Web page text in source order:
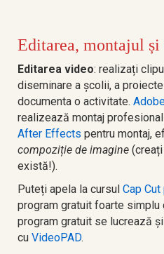
Editarea, montajul
Editarea video: realizați
diseminare a școlii, a
documenta o activitate.
realizează montaj
After Effects pentru montaj,
compoziție de imagine
există!).
Puteți apela la cursul Cap
program gratuit foarte simplu
program gratuit se lucrează
cu VideoPAD.